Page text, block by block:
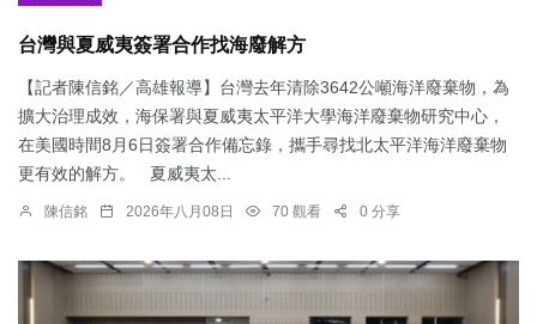
台灣與夏威夷簽署合作找海廢解方
【記者陳信銘／高雄報導】台灣去年清除3642公噸海洋廢棄物，為
擴大治理成效，海保署與夏威夷太平洋大學海洋廢棄物研究中心，
在美國時間8月6日簽署合作備忘錄，攜手尋找北太平洋海洋廢棄物
更有效的解方。 夏威夷太...
陳信銘 2026年八月08日 70 觀看 0 分享